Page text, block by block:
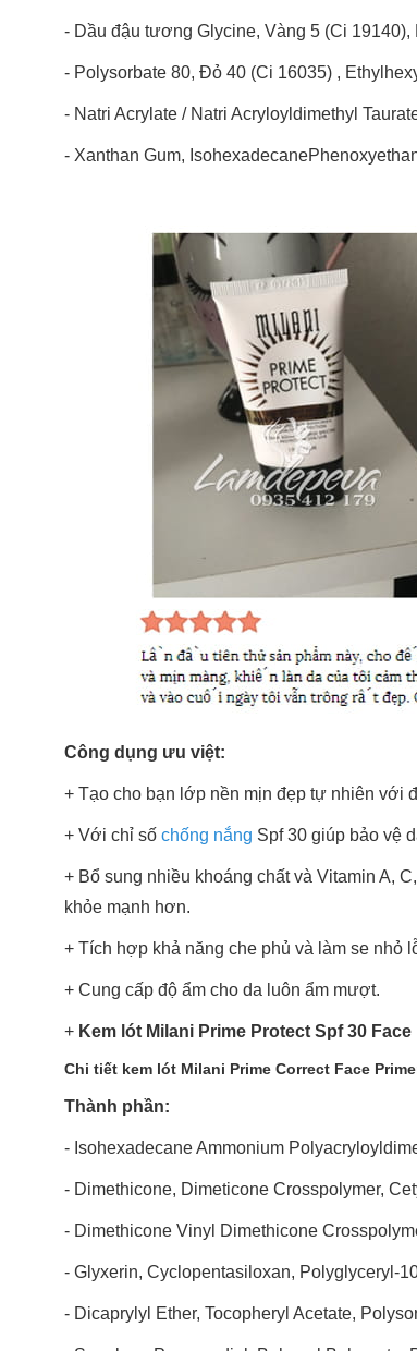
- Dầu đậu tương Glycine, Vàng 5 (Ci 19140),
- Polysorbate 80, Đỏ 40 (Ci 16035) ,
- Natri Acrylate / Natri Acryloyldimethyl
- Xanthan Gum,
Công dụng ưu việt:
+ Tạo cho bạn lớp nền mịn đẹp tự nhiên với
+ Với chỉ số chống nắng Spf 30 giúp bảo vệ
+ Bổ sung nhiều khoáng chất và Vitamin A,
khỏe mạnh hơn.
+ Tích hợp khả năng che phủ và làm se nhỏ
+ Cung cấp độ ẩm cho da luôn ẩm mượt.
+ Kem lót Milani Prime Protect Spf 30 Face
Chi tiết kem lót Milani Prime Correct Face
Thành phần:
- Isohexadecane Ammonium
- Dimethicone, Dimeticone Crosspolymer,
- Dimethicone Vinyl Dimethicone
- Glyxerin, Cyclopentasiloxan, Polyglyceryl-
- Dicaprylyl Ether, Tocopheryl Acetate,